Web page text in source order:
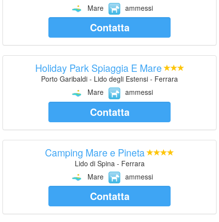
Mare
ammessi
Contatta
Holiday Park Spiaggia E Mare
Porto Garibaldi - Lido degli Estensi - Ferrara
Mare
ammessi
Contatta
Camping Mare e Pineta
Lido di Spina - Ferrara
Mare
ammessi
Contatta